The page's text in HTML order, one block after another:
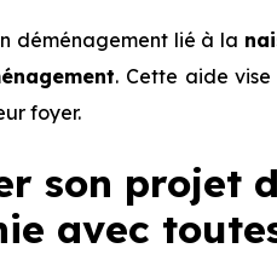
déménagement lié à la
. Cette aide
foyer.
son projet
avec